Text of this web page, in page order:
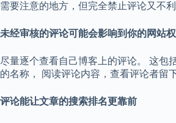
需要注意的地方，但完全禁止评论又不利
未经审核的评论可能会影响到你的网站
尽量逐个查看自己博客上的评论。 这包
的名称， 阅读评论内容，查看评论者留
评论能让文章的搜索排名更靠前